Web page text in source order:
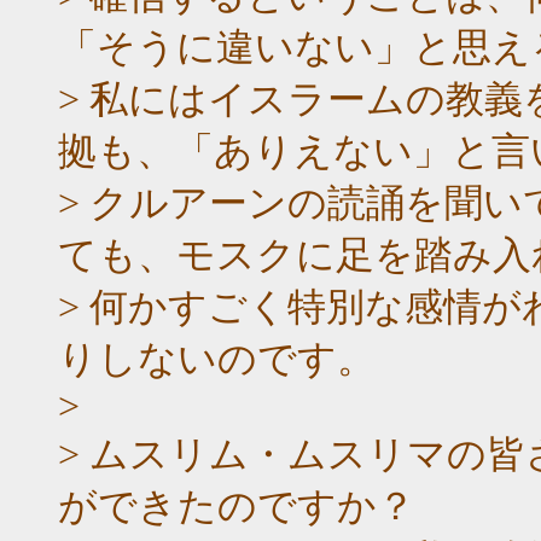
「そうに違いない」と思
> 私にはイスラームの教
拠も、「ありえない」と
> クルアーンの読誦を聞
ても、モスクに足を踏み
> 何かすごく特別な感情
りしないのです。
>
> ムスリム・ムスリマの
ができたのですか？